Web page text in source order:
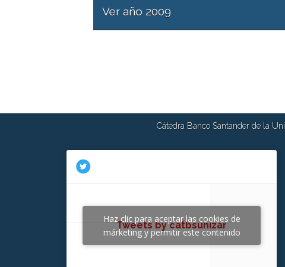
Ver año 2009
Cátedra Banco Santander de la
Tweets by catbsunizar
Haz clic para aceptar las cookies de
márketing y permitir este contenido